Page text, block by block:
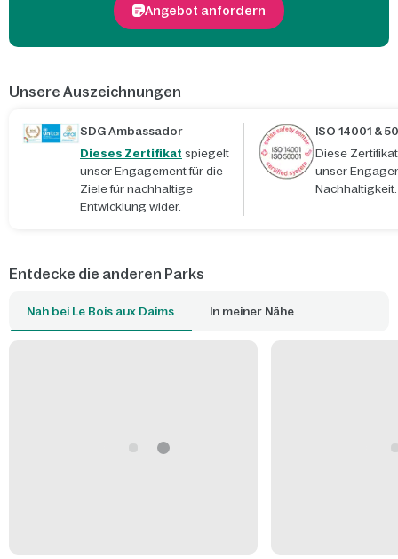
Angebot anfordern
Unsere Auszeichnungen
SDG Ambassador
Dieses Zertifikat spiegelt
unser Engagement für die
Ziele für nachhaltige
Entwicklung wider.
ISO 14001 &
Diese
unser
Nachhaltigkeit.
Entdecke die anderen Parks
Nah bei Le Bois aux Daims In meiner Nähe